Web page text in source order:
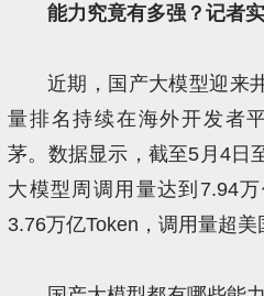
能力究竟有多强？记者
近期，国产大模型迎来
量排名持续在海外开发者
茅。数据显示，截至5月4日
大模型周调用量达到7.94
3.76万亿Token，调用量超美